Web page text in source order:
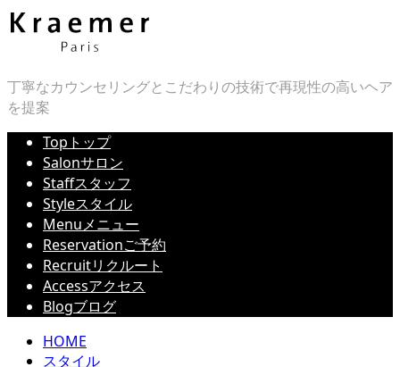
丁寧なカウンセリングとこだわりの技術で再現性の高いヘア
を提案
Top トップ
Salonサロン
Staffスタッフ
Styleスタイル
Menuメニュー
Reservationご予約
Recruitリクルート
Accessアクセス
Blogブログ
HOME
スタイル